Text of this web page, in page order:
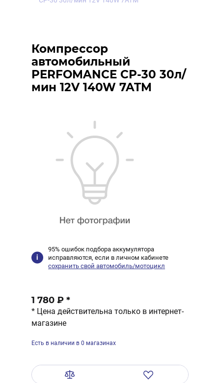
Компрессор
автомобильный
PERFOMANCE CP-30 30л/
мин 12V 140W 7ATM
95% ошибок подбора аккумулятора
исправляются, если в личном кабинете
сохранить свой автомобиль/мотоцикл
1 780 ₽ *
* Цена действительна только в интернет-
магазине
Есть в наличии в 0 магазинах